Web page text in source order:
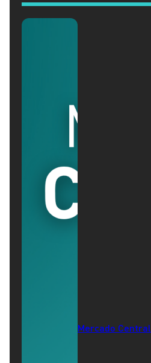
Mercado Central